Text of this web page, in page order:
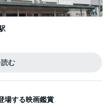
む
場する映画鑑賞